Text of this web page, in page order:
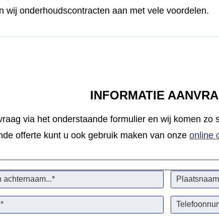
wij onderhoudscontracten aan met vele voordelen.
INFORMATIE
via het onderstaande formulier en wij komen zo
offerte kunt u ook gebruik maken van onze online